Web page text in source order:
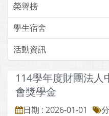
榮譽榜
學生宿舍
活動資訊
114學年度財團法人
會獎學金
日期 : 2026-01-01